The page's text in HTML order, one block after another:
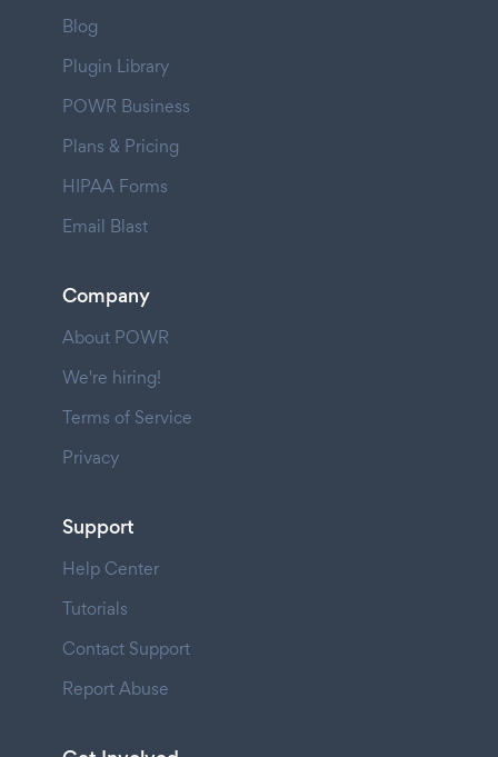
Blog
Plugin Library
POWR Business
Plans & Pricing
HIPAA Forms
Email Blast
Company
About POWR
We're hiring!
Terms of Service
Privacy
Support
Help Center
Tutorials
Contact Support
Report Abuse